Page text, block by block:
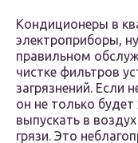
Кондиционеры в
электроприборы,
правильном
чистке фильтров
загрязнений. Если
он не только
выпускать в
грязи. Это